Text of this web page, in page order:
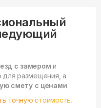
с замером и
размещения, а
смету с ценами
точную стоимость.